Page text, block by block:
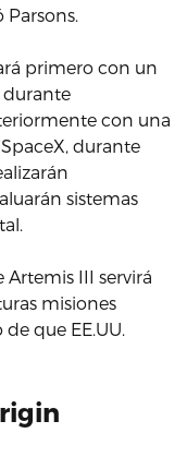
primero con un
durante
con una
durante
sistemas
III servirá
misiones
que EE.UU.